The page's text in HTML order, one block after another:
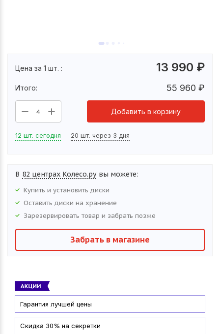
Цена за 1 шт. : 13 990 ₽
Итого: 55 960 ₽
4 Добавить в корзину
12 шт. сегодня 20 шт. через 3 дня
В 82 центрах Колесо.ру вы можете:
Купить и установить диски
Оставить диски на хранение
Зарезервировать товар и забрать позже
Забрать в магазине
Гарантия лучшей цены
Скидка 30% на секретки